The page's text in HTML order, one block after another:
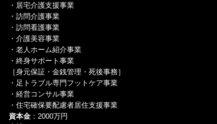
・居宅介護支援事業
・訪問介護事業
・訪問看護事業
・介護美容事業
・老人ホーム紹介事業
・終身サポート事業
［身元保証・金銭管理・死後事務］
・足トラブル専門フットケア事業
・経営コンサル事業
・住宅確保要配慮者居住支援事業
資本金：2000万円